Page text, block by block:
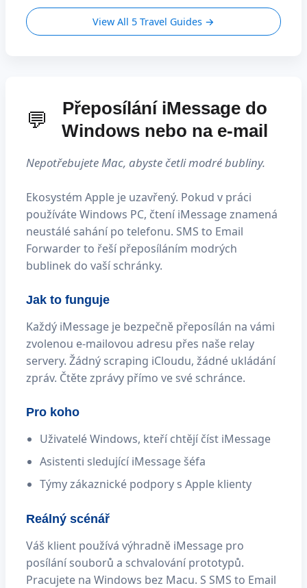
View All 5 Travel Guides →
💬
Přeposílání iMessage do
Windows nebo na e-mail
Nepotřebujete Mac, abyste četli modré bubliny.
Ekosystém Apple je uzavřený. Pokud v práci
používáte Windows PC, čtení iMessage znamená
neustálé sahání po telefonu. SMS to Email
Forwarder to řeší přeposíláním modrých
bublinek do vaší schránky.
Jak to funguje
Každý iMessage je bezpečně přeposílán na vámi
zvolenou e-mailovou adresu přes naše relay
servery. Žádný scraping iCloudu, žádné ukládání
zpráv. Čtěte zprávy přímo ve své schránce.
Pro koho
Uživatelé Windows, kteří chtějí číst iMessage
Asistenti sledující iMessage šéfa
Týmy zákaznické podpory s Apple klienty
Reálný scénář
Váš klient používá výhradně iMessage pro
posílání souborů a schvalování prototypů.
Pracujete na Windows bez Macu. S SMS to Email